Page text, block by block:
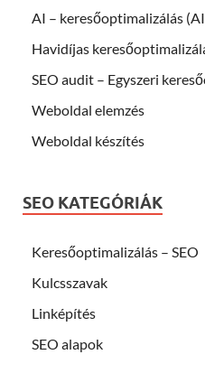
AI – keresőoptimalizálás
Havidíjas
SEO audit – Egyszeri
Weboldal elemzés
Weboldal készítés
SEO KATEGÓRIÁK
Keresőoptimalizálás – SEO
Kulcsszavak
Linképítés
SEO alapok